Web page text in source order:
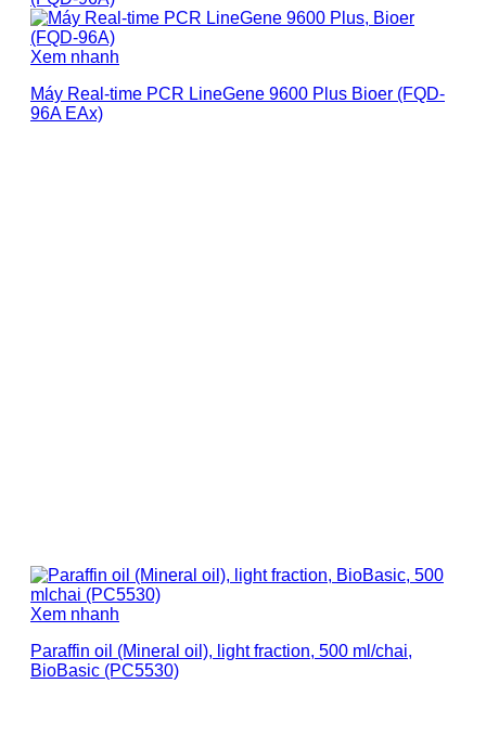
Xem nhanh
Máy Real-time PCR LineGene 9600 Plus Bioer (FQD-
96A EAx)
Xem nhanh
Paraffin oil (Mineral oil), light fraction, 500 ml/chai,
BioBasic (PC5530)